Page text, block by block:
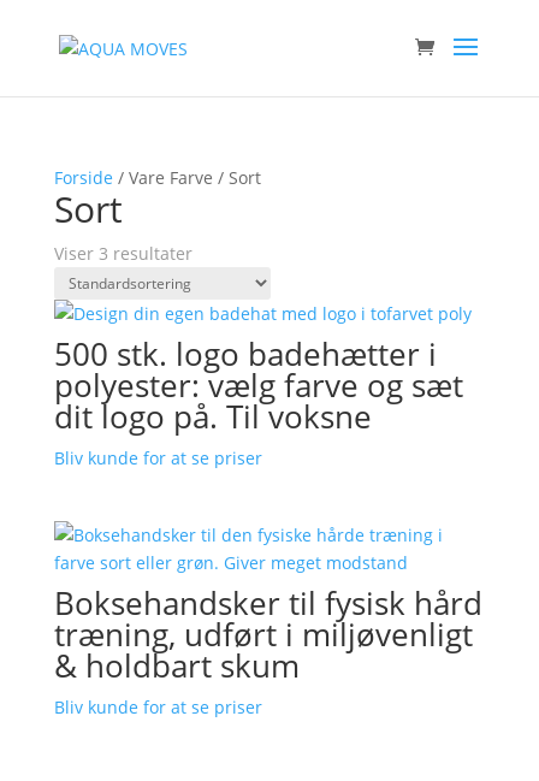
Forside / Vare Farve / Sort
Sort
Viser 3 resultater
500 stk. logo badehætter i
polyester: vælg farve og sæt
dit logo på. Til voksne
Bliv kunde for at se priser
Boksehandsker til fysisk hård
træning, udført i miljøvenligt
& holdbart skum
Bliv kunde for at se priser